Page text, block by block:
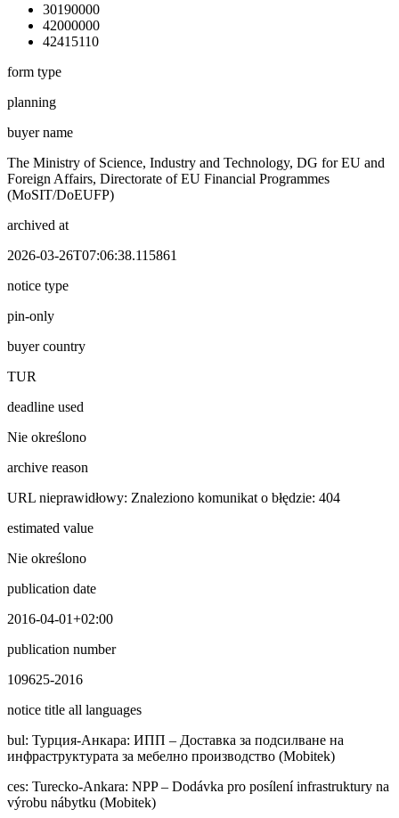
30190000
42000000
42415110
form type
planning
buyer name
The Ministry of Science, Industry and Technology, DG for EU and
Foreign Affairs, Directorate of EU Financial Programmes
(MoSIT/DoEUFP)
archived at
2026-03-26T07:06:38.115861
notice type
pin-only
buyer country
TUR
deadline used
Nie określono
archive reason
URL nieprawidłowy: Znaleziono komunikat o błędzie: 404
estimated value
Nie określono
publication date
2016-04-01+02:00
publication number
109625-2016
notice title all languages
bul: Typция-Анкара: ИПП – Доставка за подсилване на
инфраструктурата за мебелно производство (Mobitek)
ces: Turecko-Ankara: NPP – Dodávka pro posílení infrastruktury na
výrobu nábytku (Mobitek)